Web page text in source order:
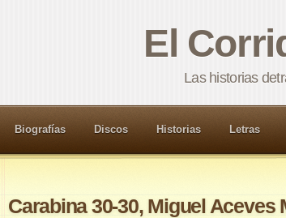
El
Las historias
Biografías Discos Historias Letras
Carabina 30-30, Miguel Aceves